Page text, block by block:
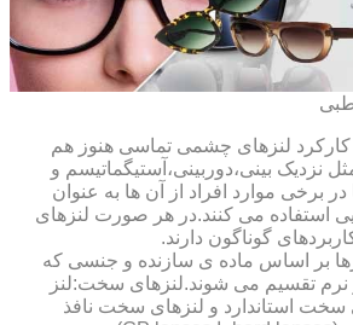
لنزهای چشمی تماسی هنوز هم
نزدیک بینی،دوربینی،آستیگماتیسم و
برخی موارد افراد از آن ها به عنوان
استفاده می کنند.در هر صورت لنزهای
گوناگون دارند.
بر اساس ماده ی سازنده و جنسی که
نرم تقسیم می شوند.لنزهای سخت:لنز
استاندارد و لنزهای سخت نافذ